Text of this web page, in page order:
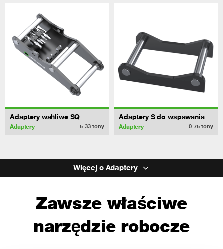
Adaptery wahliwe SQ
Adaptery 5-33 tony
Adaptery S do wspawania
Adaptery 0-75 tony
Więcej o Adaptery
Zawsze właściwe
narzędzie robocze